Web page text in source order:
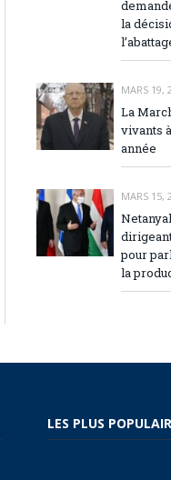
la
MARS 19,
La
vivants
année
MARS 15,
pour
la
LES PLUS